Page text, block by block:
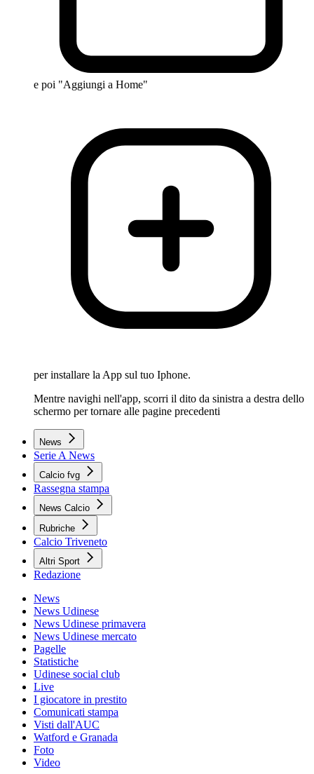
e poi "Aggiungi a Home"
per installare la App sul tuo Iphone.
Mentre navighi nell'app, scorri il dito da sinistra a destra dello
schermo per tornare alle pagine precedenti
News
Serie A News
Calcio fvg
Rassegna stampa
News Calcio
Rubriche
Calcio Triveneto
Altri Sport
Redazione
News
News Udinese
News Udinese primavera
News Udinese mercato
Pagelle
Statistiche
Udinese social club
Live
I giocatore in prestito
Comunicati stampa
Visti dall'AUC
Watford e Granada
Foto
Video